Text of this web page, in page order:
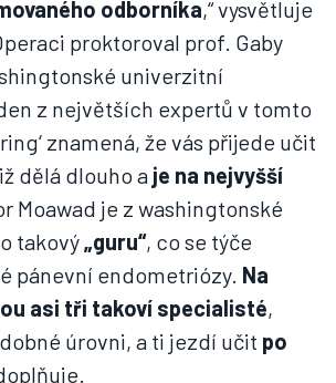
odborníka,“ vysvětluje
proktoroval prof. Gaby
univerzitní
z největších expertů v tomto
znamená, že vás přijede učit
dělá dlouho a je na nejvyšší
Moawad je z washingtonské
takový„guru“, co se týče
pánevní endometriózy. Na
asi tři takoví specialisté,
úrovni, a ti jezdí učit po